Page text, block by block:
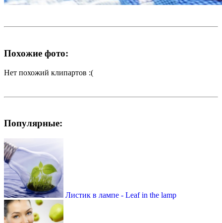
Похожие фото:
Нет похожий клипартов :(
Популярные:
Листик в лампе - Leaf in the lamp